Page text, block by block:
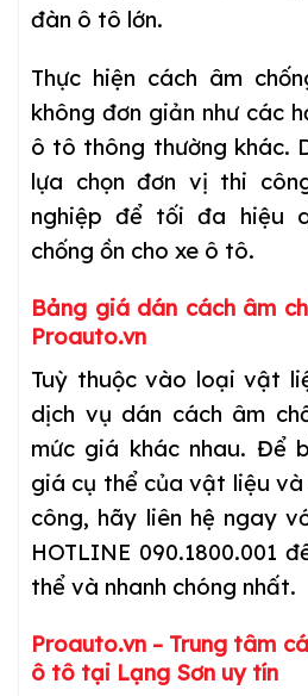
đàn ô tô lớn.
Thực hiện cách âm
không đơn giản như các
ô tô thông thường khác.
lựa chọn đơn vị thi
nghiệp để tối đa hiệu
chống ồn cho xe ô tô.
Bảng giá dán cách âm
Proauto.vn
Tuỳ thuộc vào loại vật
dịch vụ dán cách âm
mức giá khác nhau. Để
giá cụ thể của vật liệu
công, hãy liên hệ ngay
HOTLINE 090.1800.001
thể và nhanh chóng nhất.
Proauto.vn – Trung tâm
ô tô tại Lạng Sơn uy tín